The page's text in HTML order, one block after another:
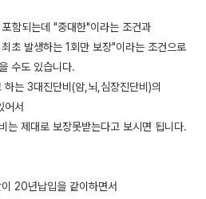
함되는데 "중대한"이라는 조건과
초 발생하는 1회만 보장"이라는 조건으로
수도 있습니다.
는 3대진단비(암,뇌,심장진단비)의
어서
는 제대로 보장못받는다고 보시면 됩니다.
20년납입을 같이하면서